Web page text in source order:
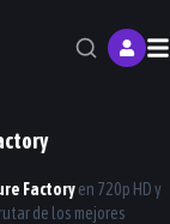
Factoryen 720p HD y
de los mejores